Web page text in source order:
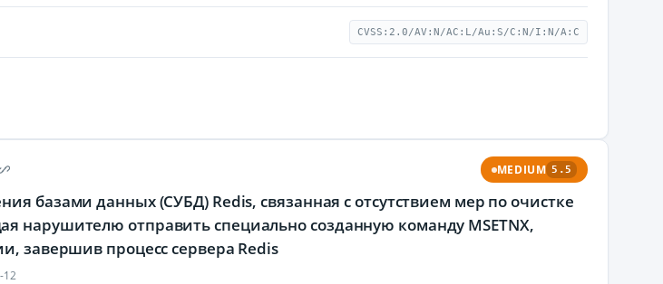
CVSS:2.0/AV:N/AC:L/Au:S/C:N/I:N/A:C
MEDIUM 5.5
базами данных (СУБД) Redis, связанная с отсутствием мер по очистке
нарушителю отправить специально созданную команду MSETNX,
завершив процесс сервера Redis
12